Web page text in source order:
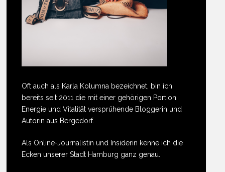
Oft auch als Karla Kolumna bezeichnet, bin ich
bereits seit 2011 die mit einer gehörigen Portion
Energie und Vitalität versprühende Bloggerin und
Autorin aus Bergedorf.
Als Online-Journalistin und Insiderin kenne ich die
Ecken unserer Stadt Hamburg ganz genau.